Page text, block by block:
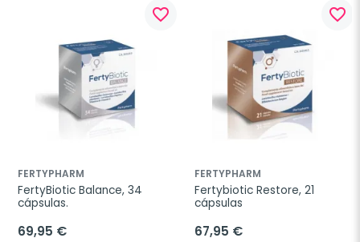
favorite_border
FERTYPHARM
FertyBiotic Balance, 34
cápsulas.
69,95 €
favorite_border
FERTYPHARM
Fertybiotic Restore, 21
cápsulas
67,95 €